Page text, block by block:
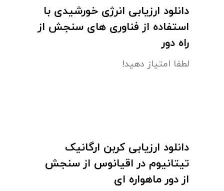
دانلود ارزیابی انرژی خورشیدی با
استفاده از فناوری های سنجش از
راه دور
لطفا امتیاز دهید!
دانلود ارزیابی کربن ارگانیک
تیتانیوم در اقیانوس از سنجش
از دور ماهواره ای